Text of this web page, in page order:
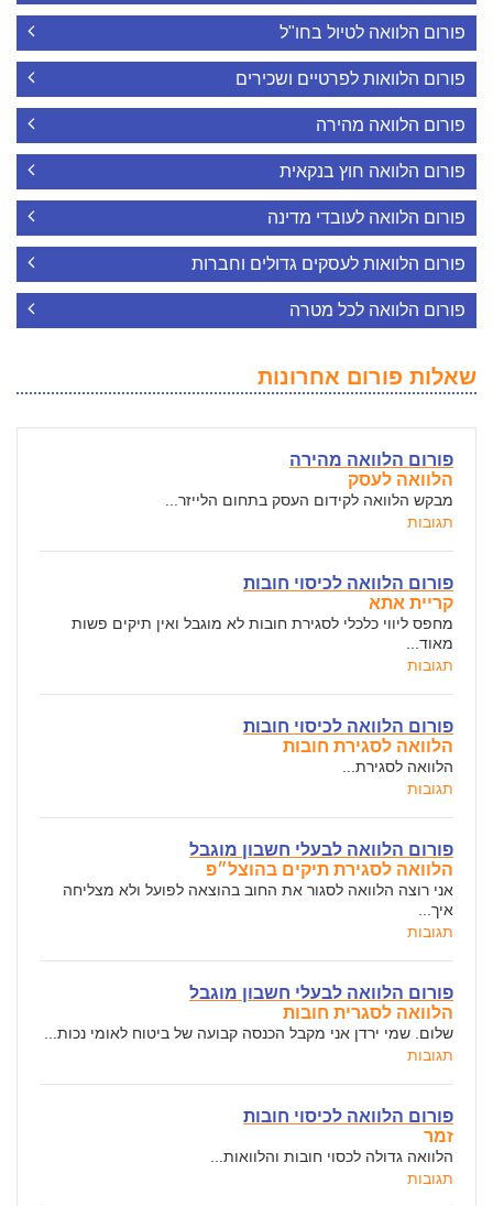
פורום הלוואה לטיול בחו"ל
פורום הלוואות לפרטיים ושכירים
פורום הלוואה מהירה
פורום הלוואה חוץ בנקאית
פורום הלוואה לעובדי מדינה
פורום הלוואות לעסקים גדולים וחברות
פורום הלוואה לכל מטרה
שאלות פורום אחרונות
פורום הלוואה מהירה
הלוואה לעסק
מבקש הלוואה לקידום העסק בתחום הלייזר...
תגובות
פורום הלוואה לכיסוי חובות
קריית אתא
מחפס ליווי כלכלי לסגירת חובות לא מוגבל ואין תיקים פשות
מאוד...
תגובות
פורום הלוואה לכיסוי חובות
הלוואה לסגירת חובות
הלוואה לסגירת...
תגובות
פורום הלוואה לבעלי חשבון מוגבל
הלוואה לסגירת תיקים בהוצל״פ
אני רוצה הלוואה לסגור את החוב בהוצאה לפועל ולא מצליחה
איך...
תגובות
פורום הלוואה לבעלי חשבון מוגבל
הלוואה לסגרית חובות
שלום. שמי ירדן אני מקבל הכנסה קבועה של ביטוח לאומי נכות...
תגובות
פורום הלוואה לכיסוי חובות
זמר
הלוואה גדולה לכסוי חובות והלוואות...
תגובות